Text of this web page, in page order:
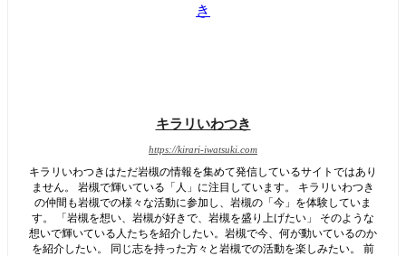
キラリいわつき
https://kirari-iwatsuki.com
キラリいわつきはただ岩槻の情報を集めて発信しているサイトではあり
ません。 岩槻で輝いている「人」に注目しています。 キラリいわつき
の仲間も岩槻での様々な活動に参加し、岩槻の「今」を体験していま
す。 「岩槻を想い、岩槻が好きで、岩槻を盛り上げたい」 そのような
想いで輝いている人たちを紹介したい。岩槻で今、何が動いているのか
を紹介したい。 同じ志を持った方々と岩槻での活動を楽しみたい。 前